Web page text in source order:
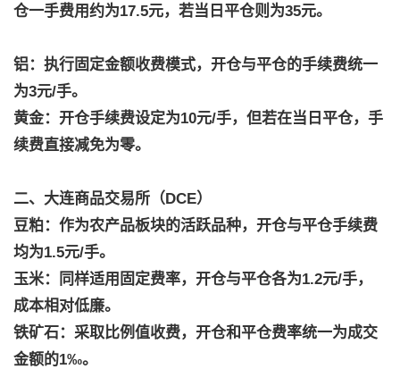
仓一手费用约为17.5元，若当日平仓则为35元。
铝：执行固定金额收费模式，开仓与平仓的手续费统一
为3元/手。
黄金：开仓手续费设定为10元/手，但若在当日平仓，手
续费直接减免为零。
二、大连商品交易所（DCE）
豆粕：作为农产品板块的活跃品种，开仓与平仓手续费
均为1.5元/手。
玉米：同样适用固定费率，开仓与平仓各为1.2元/手，
成本相对低廉。
铁矿石：采取比例值收费，开仓和平仓费率统一为成交
金额的1‰。